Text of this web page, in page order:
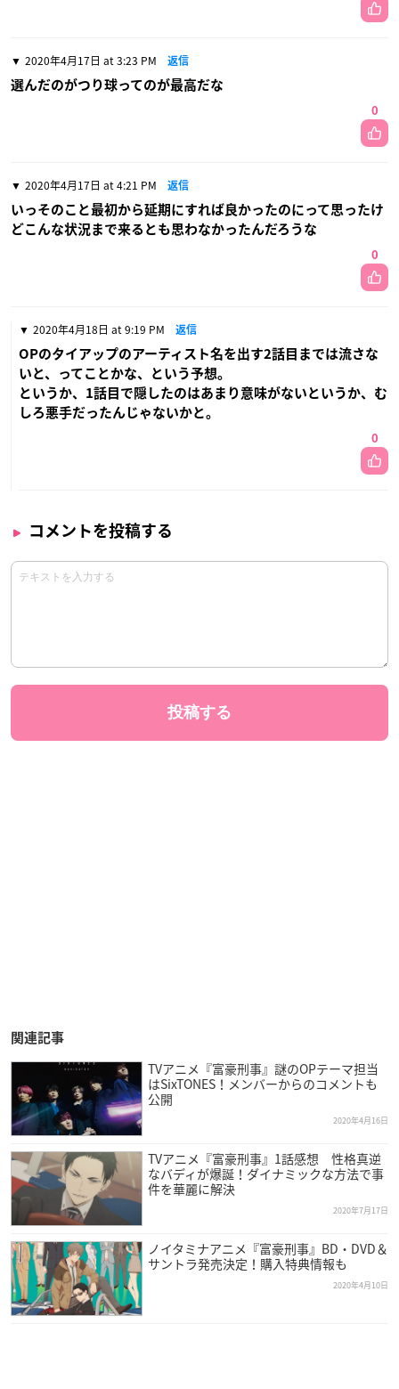
2020年4月17日 at 3:23 PM 返信
選んだのがつり球ってのが最高だな
0
2020年4月17日 at 4:21 PM 返信
いっそのこと最初から延期にすれば良かったのにって思ったけ
どこんな状況まで来るとも思わなかったんだろうな
0
2020年4月18日 at 9:19 PM 返信
OPのタイアップのアーティスト名を出す2話目までは流さな
いと、ってことかな、という予想。
というか、1話目で隠したのはあまり意味がないというか、む
しろ悪手だったんじゃないかと。
0
コメントを投稿する
関連記事
TVアニメ『富豪刑事』謎のOPテーマ担当
はSixTONES！メンバーからのコメントも
公開
2020年4月16日
TVアニメ『富豪刑事』1話感想 性格真逆
なバディが爆誕！ダイナミックな方法で事
件を華麗に解決
2020年7月17日
ノイタミナアニメ『富豪刑事』BD・DVD＆
サントラ発売決定！購入特典情報も
2020年4月10日